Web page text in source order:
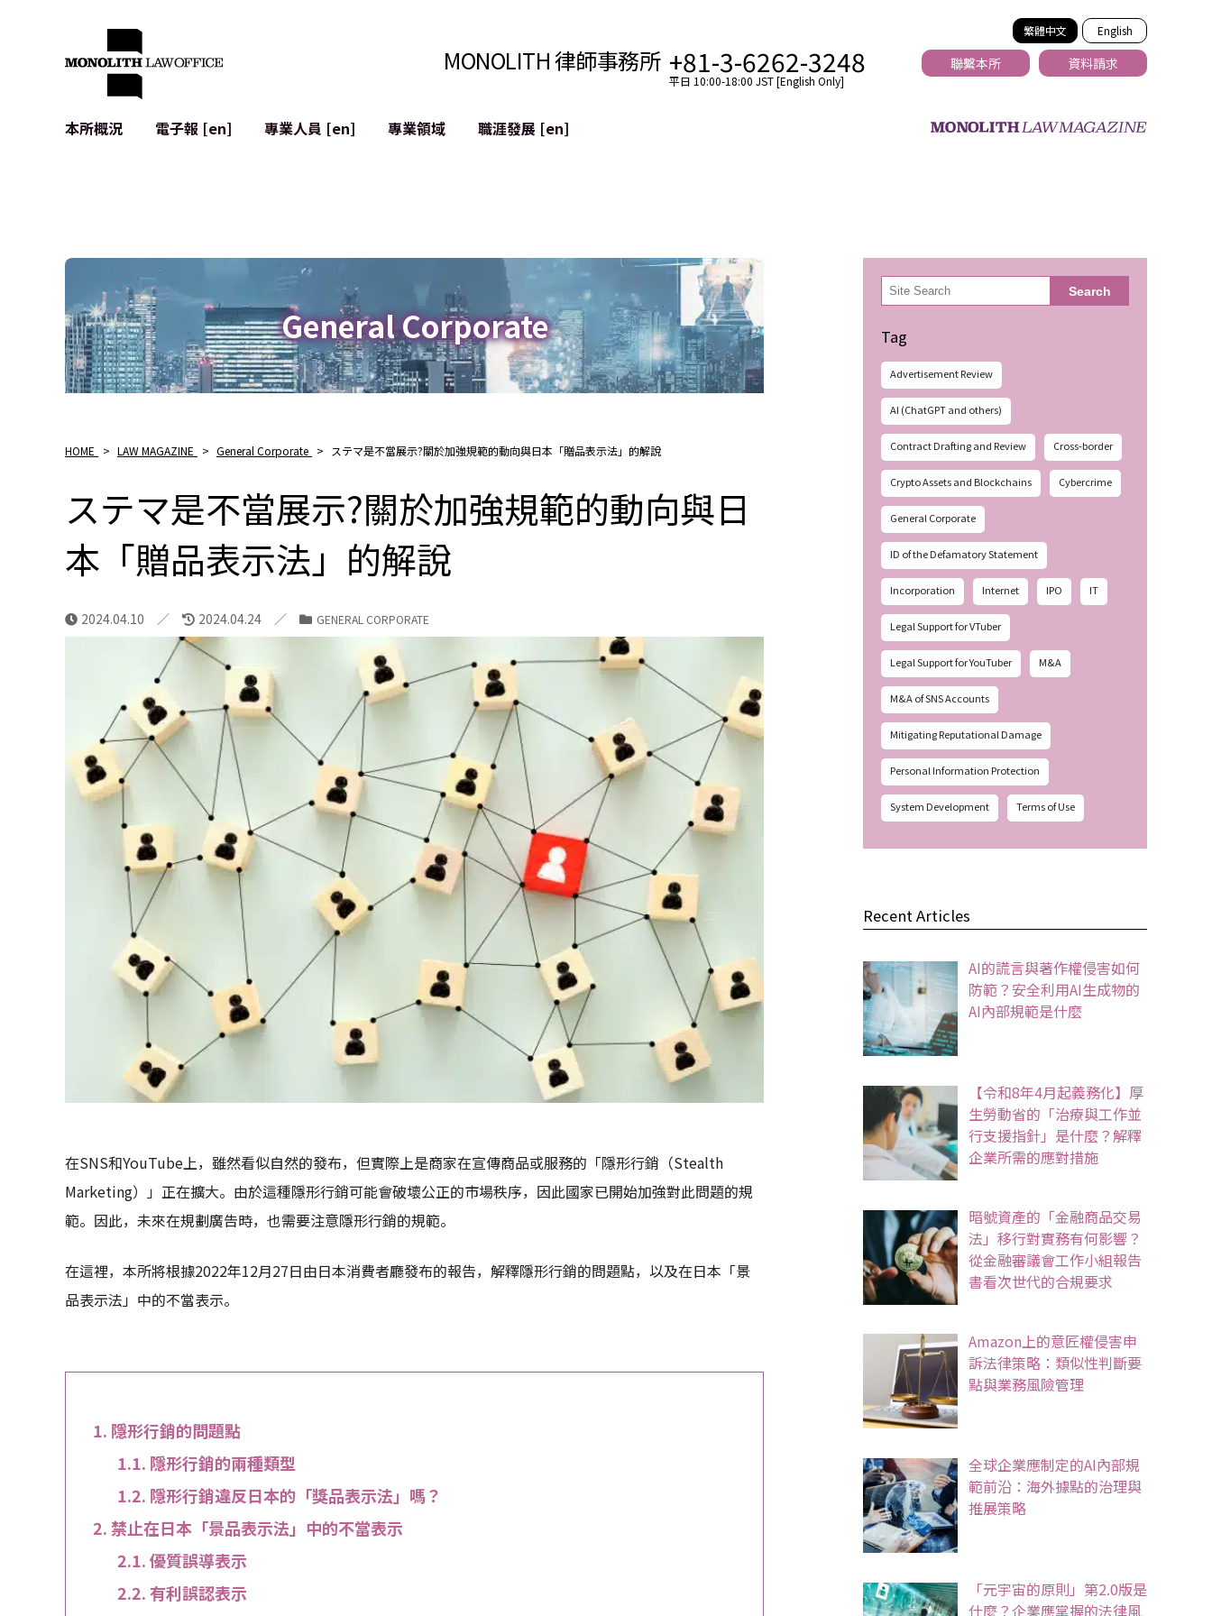
繁體中文 English
MONOLITH 律師事務所 +81-3-6262-3248
平日 10:00-18:00 JST [English Only]
聯繫本所 資料請求
本所概況
電子報 [en] 專業人員 [en]
專業領域
個人資料保護
廣告審查
網絡犯罪
緩解聲譽損害
職涯發展 [en]
General Corporate
HOME > LAW MAGAZINE > General Corporate > ステマ是不當展示?關於加強規範的動向與日本「贈品表示法」的解說
ステマ是不當展示?關於加強規範的動向與日
本「贈品表示法」的解說
2024.04.10 2024.04.24 GENERAL CORPORATE
在SNS和YouTube上，雖然看似自然的發布，但實際上是商家在宣傳商品或服務的「隱形行銷（Stealth
Marketing）」正在擴大。由於這種隱形行銷可能會破壞公正的市場秩序，因此國家已開始加強對此問題的規
範。因此，未來在規劃廣告時，也需要注意隱形行銷的規範。
在這裡，本所將根據2022年12月27日由日本消費者廳發布的報告，解釋隱形行銷的問題點，以及在日本「景
品表示法」中的不當表示。
隱形行銷的問題點
隱形行銷的兩種類型
隱形行銷違反日本的「獎品表示法」嗎？
禁止在日本「景品表示法」中的不當表示
優質誤導表示
有利誤認表示
検
索 Search
Tag
Advertisement Review
AI (ChatGPT and others)
Contract Drafting and Review Cross-border
Crypto Assets and Blockchains Cybercrime
General Corporate
ID of the Defamatory Statement
Incorporation Internet IPO IT
Legal Support for VTuber
Legal Support for YouTuber M&A
M&A of SNS Accounts
Mitigating Reputational Damage
Personal Information Protection
System Development Terms of Use
Recent Articles
AI的謊言與著作權侵害如何
防範？安全利用AI生成物的
AI內部規範是什麼
【令和8年4月起義務化】厚
生勞動省的「治療與工作並
行支援指針」是什麼？解釋
企業所需的應對措施
暗號資產的「金融商品交易
法」移行對實務有何影響？
從金融審議會工作小組報告
書看次世代的合規要求
Amazon上的意匠權侵害申
訴法律策略：類似性判斷要
點與業務風險管理
全球企業應制定的AI內部規
範前沿：海外據點的治理與
推展策略
「元宇宙的原則」第2.0版是
什麼？企業應掌握的法律風